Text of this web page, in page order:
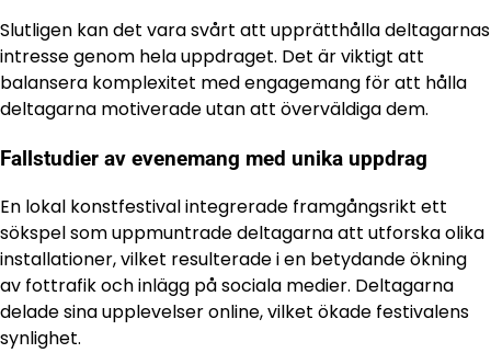
Slutligen kan det vara svårt att upprätthålla deltagarnas
intresse genom hela uppdraget. Det är viktigt att
balansera komplexitet med engagemang för att hålla
deltagarna motiverade utan att överväldiga dem.
Fallstudier av evenemang med unika uppdrag
En lokal konstfestival integrerade framgångsrikt ett
sökspel som uppmuntrade deltagarna att utforska olika
installationer, vilket resulterade i en betydande ökning
av fottrafik och inlägg på sociala medier. Deltagarna
delade sina upplevelser online, vilket ökade festivalens
synlighet.